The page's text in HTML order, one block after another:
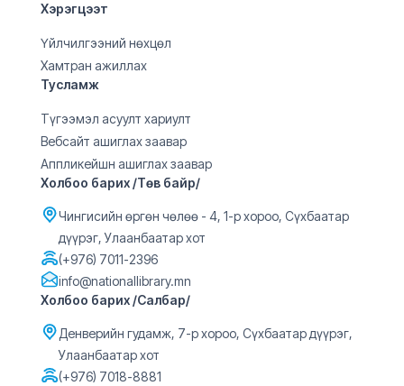
Хэрэгцээт
Үйлчилгээний нөхцөл
Хамтран ажиллах
Тусламж
Түгээмэл асуулт хариулт
Вебсайт ашиглах заавар
Аппликейшн ашиглах заавар
Холбоо барих /Төв байр/
Чингисийн өргөн чөлөө - 4, 1-р хороо, Сүхбаатар
дүүрэг, Улаанбаатар хот
(+976) 7011-2396
info@nationallibrary.mn
Холбоо барих /Салбар/
Денверийн гудамж, 7-р хороо, Сүхбаатар дүүрэг,
Улаанбаатар хот
(+976) 7018-8881